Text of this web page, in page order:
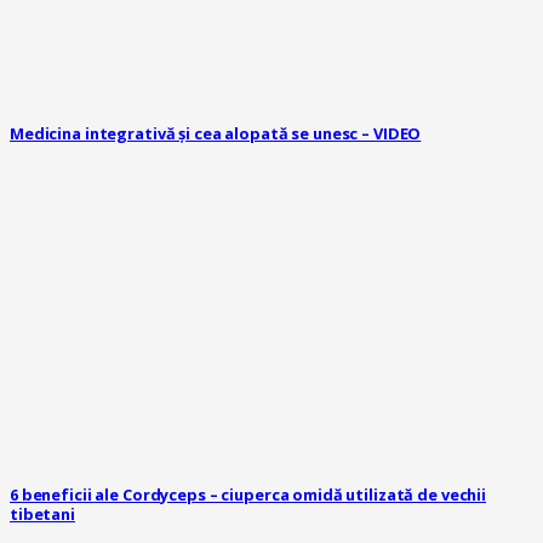
Medicina integrativă și cea alopată se unesc – VIDEO
6 beneficii ale Cordyceps – ciuperca omidă utilizată de vechii
tibetani